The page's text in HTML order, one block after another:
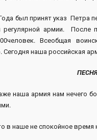
был принят указ Петра
регулярной армии. После
Всеобщая
Сегодня наша российская
наша армия нам нечего
в наше не спокойное время